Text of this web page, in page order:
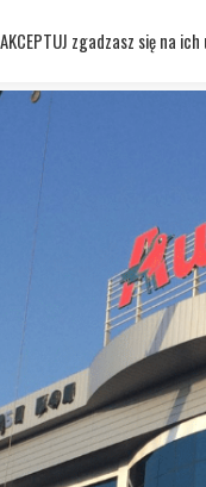
Cennik i oferta
zgadzasz się na ich